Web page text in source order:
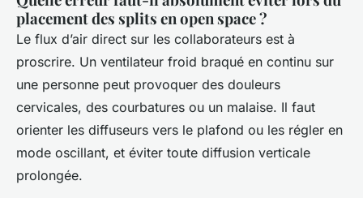
placement des splits en open space ?
Le flux d’air direct sur les collaborateurs est à
proscrire. Un ventilateur froid braqué en continu sur
une personne peut provoquer des douleurs
cervicales, des courbatures ou un malaise. Il faut
orienter les diffuseurs vers le plafond ou les régler en
mode oscillant, et éviter toute diffusion verticale
prolongée.